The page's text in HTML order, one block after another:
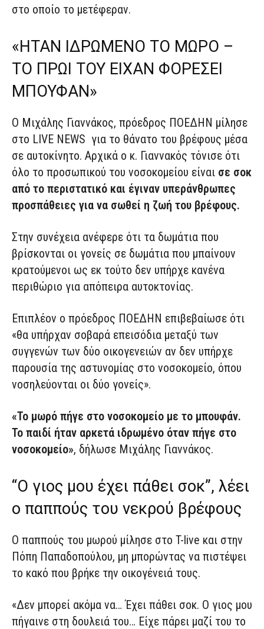
στο οποίο το μετέφεραν.
«ΗΤΑΝ ΙΔΡΩΜΕΝΟ ΤΟ ΜΩΡΟ –
ΤΟ ΠΡΩΙ ΤΟΥ ΕΙΧΑΝ ΦΟΡΕΣΕΙ
ΜΠΟΥΦΑΝ»
Ο Μιχάλης Γιαννάκος, πρόεδρος ΠΟΕΔΗΝ μίλησε
στο LIVE NEWS για το θάνατο του βρέφους μέσα
σε αυτοκίνητο. Αρχικά ο κ. Γιαννακός τόνισε ότι
όλο το προσωπικού του νοσοκομείου είναι σε σοκ
από το περιστατικό και έγιναν υπεράνθρωπες
προσπάθειες για να σωθεί η ζωή του βρέφους.
Στην συνέχεια ανέφερε ότι τα δωμάτια που
βρίσκονται οι γονείς σε δωμάτια που μπαίνουν
κρατούμενοι ως εκ τούτο δεν υπήρχε κανένα
περιθώριο για απόπειρα αυτοκτονίας.
Επιπλέον ο πρόεδρος ΠΟΕΔΗΝ επιβεβαίωσε ότι
«θα υπήρχαν σοβαρά επεισόδια μεταξύ των
συγγενών των δύο οικογενειών αν δεν υπήρχε
παρουσία της αστυνομίας στο νοσοκομείο, όπου
νοσηλεύονται οι δύο γονείς».
«Το μωρό πήγε στο νοσοκομείο με το μπουφάν.
Το παιδί ήταν αρκετά ιδρωμένο όταν πήγε στο
νοσοκομείο», δήλωσε Μιχάλης Γιαννάκος.
“Ο γιος μου έχει πάθει σοκ”, λέει
ο παππούς του νεκρού βρέφους
Ο παππούς του μωρού μίλησε στο T-live και στην
Πόπη Παπαδοπούλου, μη μπορώντας να πιστέψει
το κακό που βρήκε την οικογένειά τους.
«Δεν μπορεί ακόμα να… Έχει πάθει σοκ. Ο γιος μου
πήγαινε στη δουλειά του… Είχε πάρει μαζί του το